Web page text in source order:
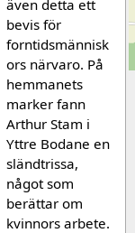
även detta ett
bevis för
forntidsmännisk
ors närvaro. På
hemmanets
mar­ker fann
Arthur Stam i
Yttre Bodane en
sländtrissa,
något som
berättar om
kvinnors arbete.